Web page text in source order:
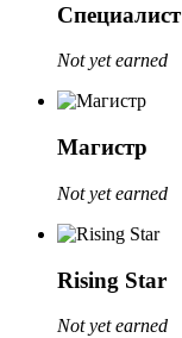
Специалист
Not yet earned
Магистр
Not yet earned
Rising Star
Not yet earned